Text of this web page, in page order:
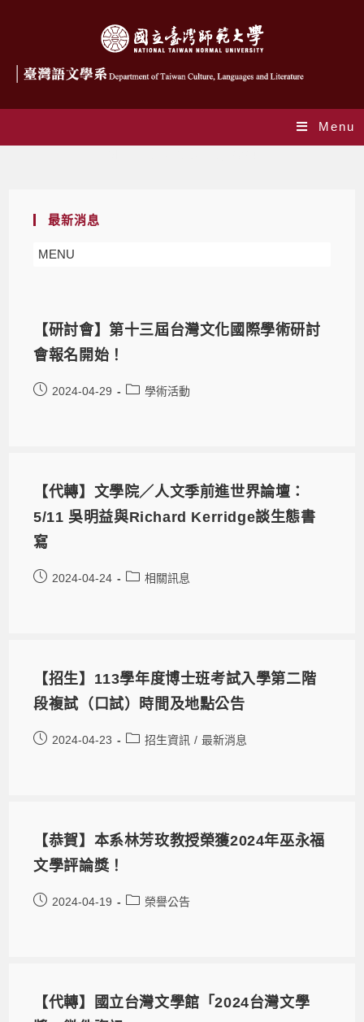
Menu
最新消息
MENU
【研討會】第十三屆台灣文化國際學術研討
會報名開始！
2024-04-29 學術活動
【代轉】文學院／人文季前進世界論壇：
5/11 吳明益與Richard Kerridge談生態書
寫
2024-04-24 相關訊息
【招生】113學年度博士班考試入學第二階
段複試（口試）時間及地點公告
2024-04-23 招生資訊 / 最新消息
【恭賀】本系林芳玫教授榮獲2024年巫永福
文學評論獎！
2024-04-19 榮譽公告
【代轉】國立台灣文學館「2024台灣文學